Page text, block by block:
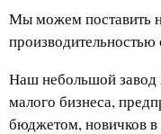
Мы можем поставить
Наш небольшой завод
малого бизнеса,
бюджетом, новичков в